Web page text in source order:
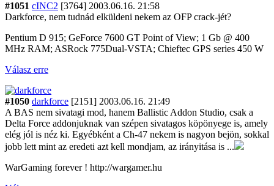
#1051 cINC2 [3764] 2003.06.16. 21:58
Darkforce, nem tudnád elküldeni nekem az OFP crack-jét?
Pentium D 915; GeForce 7600 GT Point of View; 1 Gb @ 400
MHz RAM; ASRock 775Dual-VSTA; Chieftec GPS series 450 W
Válasz erre
#1050 darkforce [2151] 2003.06.16. 21:49
A BAS nem sivatagi mod, hanem Ballistic Addon Studio, csak a
Delta Force addonjuknak van szépen sivatagos köpönyege is, amely
elég jól is néz ki. Egyébként a Ch-47 nekem is nagyon bejön, sokkal
jobb lett mint az eredeti azt kell mondjam, az irányitása is ...
WarGaming forever ! http://wargamer.hu